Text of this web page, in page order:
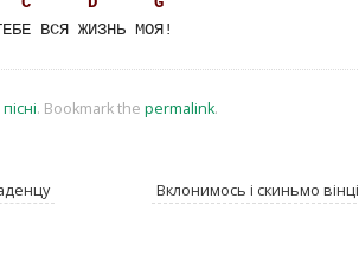
. Bookmark the permalink.
Вклонимось і скиньмо вінці